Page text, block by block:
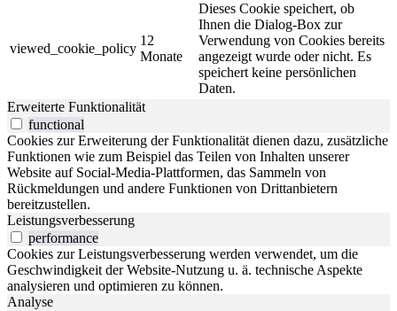
viewed_cookie_policy
12
Monate
Dieses Cookie speichert, ob
Ihnen die Dialog-Box zur
Verwendung von Cookies bereits
angezeigt wurde oder nicht. Es
speichert keine persönlichen
Daten.
Erweiterte Funktionalität
functional
Cookies zur Erweiterung der Funktionalität dienen dazu, zusätzliche
Funktionen wie zum Beispiel das Teilen von Inhalten unserer
Website auf Social-Media-Plattformen, das Sammeln von
Rückmeldungen und andere Funktionen von Drittanbietern
bereitzustellen.
Leistungsverbesserung
performance
Cookies zur Leistungsverbesserung werden verwendet, um die
Geschwindigkeit der Website-Nutzung u. ä. technische Aspekte
analysieren und optimieren zu können.
Analyse